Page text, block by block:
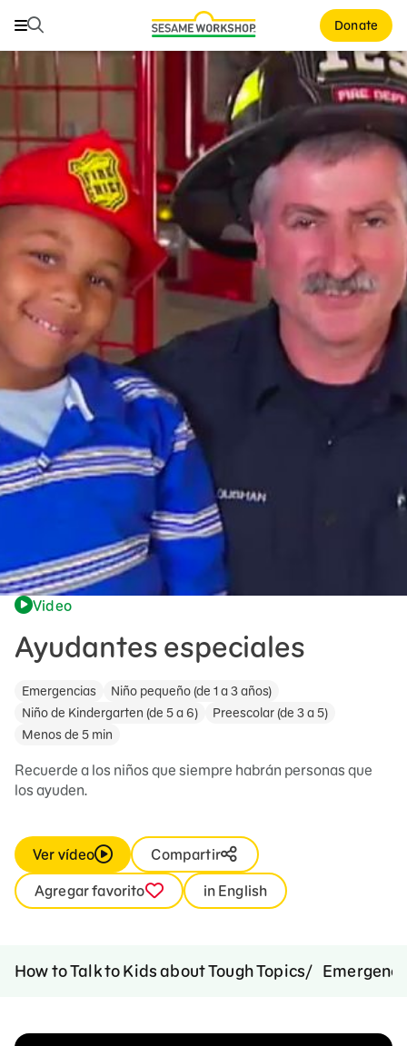
Buscar Donate
Buscar
Family Resources
Healthy Minds and Bodies
Tough Topics
Courses and Webinars
Games and Storybooks
Our Work
About Us
Support Us
Video
Ayudantes especiales
Emergencias
Niño pequeño (de 1 a 3 años)
Niño de Kindergarten (de 5 a 6)
Preescolar (de 3 a 5)
Menos de 5 min
Recuerde a los niños que siempre habrán personas que
los ayuden.
Ver vídeo
Compartir
Agregar favorito
in English
How to Talk to Kids about Tough Topics